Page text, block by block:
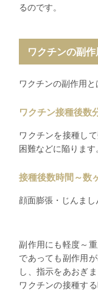
るのです。
ワクチンの副
ワクチンの副作用
ワクチン接種後数
ワクチンを接種し
困難などに陥ります
接種後数時間～数
顔面膨張・じんま
副作用にも軽度～
であっても副作用
し、指示をあおぎ
ワクチンの接種す